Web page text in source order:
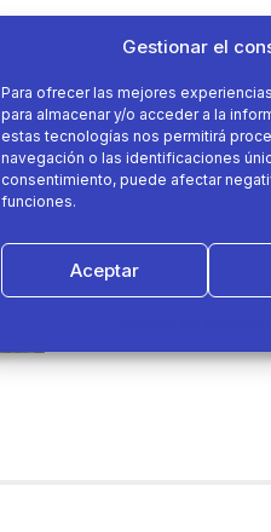
Gestionar el
Para ofrecer las mejores
para almacenar y/o acceder a la
estas tecnologías nos permitirá
navegación o las identificaciones
consentimiento, puede afectar
funciones.
Aceptar